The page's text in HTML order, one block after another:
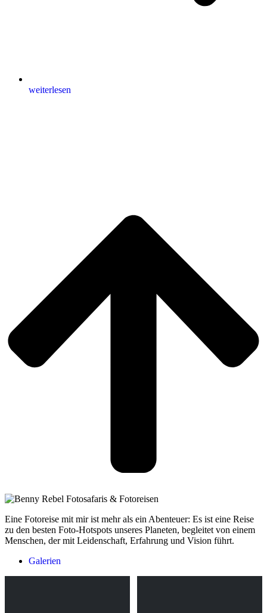
weiterlesen
Eine Fotoreise mit mir ist mehr als ein Abenteuer: Es ist eine Reise
zu den besten Foto-Hotspots unseres Planeten, begleitet von einem
Menschen, der mit Leidenschaft, Erfahrung und Vision führt.
Galerien